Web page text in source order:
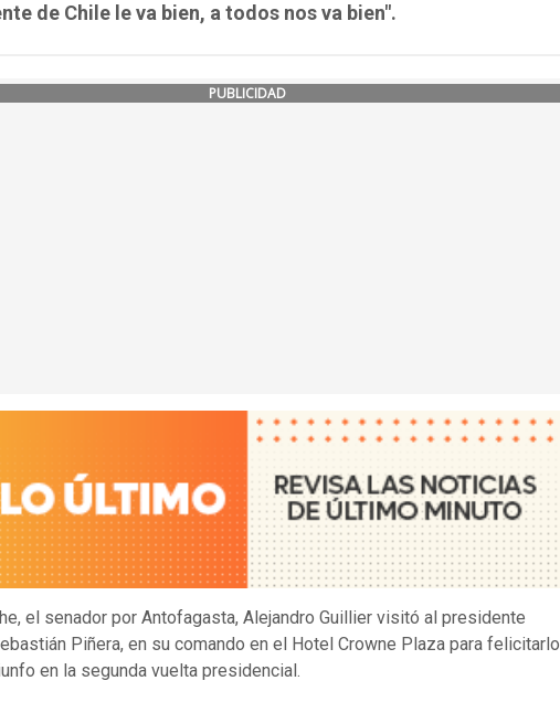
de Chile le va bien, a todos nos va bien".
PUBLICIDAD
el senador por Antofagasta, Alejandro Guillier visitó al presidente
Piñera, en su comando en el Hotel Crowne Plaza para felicitarlo
en la segunda vuelta presidencial.